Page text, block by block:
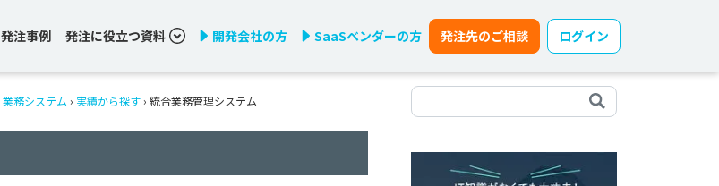
発注事例 発注に役立つ資料 開発会社の方 SaaSベンダーの方 発注先のご相談 ログイン
業務システム › 実績から探す › 統合業務管理システム